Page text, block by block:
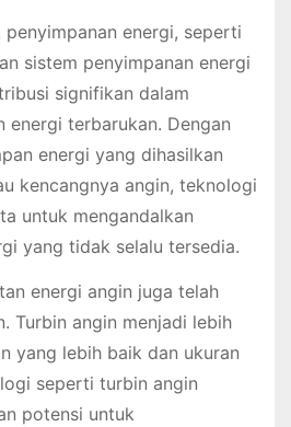
energi, seperti
sistem penyimpanan energi
signifikan dalam
energi terbarukan. Dengan
energi yang dihasilkan
kencangnya angin, teknologi
untuk mengandalkan
yang tidak selalu tersedia.
energi angin juga telah
Turbin angin menjadi lebih
yang lebih baik dan ukuran
seperti turbin angin
potensi untuk